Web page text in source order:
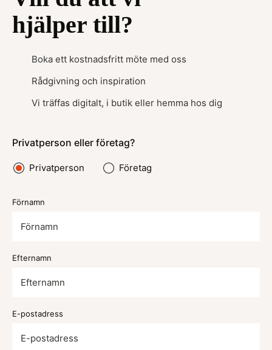
hjälper till?
Boka ett kostnadsfritt möte med oss
Rådgivning och inspiration
Vi träffas digitalt, i butik eller hemma hos dig
Privatperson eller företag?
Privatperson Företag
Förnamn
Efternamn
E-postadress